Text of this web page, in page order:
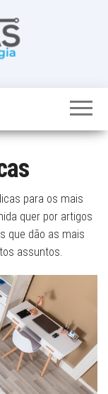
para os mais
quer por artigos
que dão as mais
assuntos.